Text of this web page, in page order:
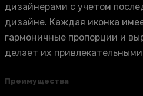
дизайнерами с учетом
дизайне. Каждая иконка
гармоничные пропорции и
делает их
Преимущества